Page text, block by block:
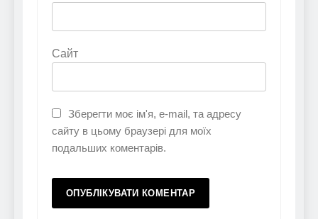
Сайт
Зберегти моє ім'я, e-mail, та адресу
сайту в цьому браузері для моїх
подальших коментарів.